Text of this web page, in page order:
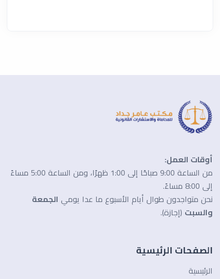
أوقات العمل:
من الساعة 9:00 صباحًا إلى 1:00 ظهرًا، ومن الساعة 5:00 مساءً
إلى 8:00 مساءً.
نحن متواجدون طوال أيام الأسبوع ما عدا يومي الجمعة
والسبت (إجازة).
الصفحات الرئيسية
الرئيسية